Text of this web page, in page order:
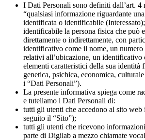
I Dati Personali sono definiti dall’art.
“qualsiasi informazione riguardante
identificata o identificabile
identificabile la persona fisica che può
direttamente o indirettamente, con
identificativo come il nome, un
relativi all’ubicazione, un identificativo
elementi caratteristici della sua identità
genetica, psichica, economica,
i “Dati Personali”).
La presente informativa spiega come
e tuteliamo i Dati Personali di:
tutti gli utenti che accedono al sito
seguito il “Sito”);
tutti gli utenti che ricevono
parte di Digilab a mezzo chiamate